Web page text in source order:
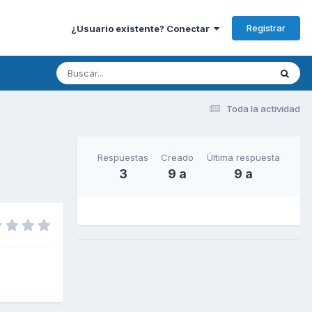
¿Usuario existente? Conectar Registrar
Toda la actividad
Respuestas
3
Creado
9 a
Última respuesta
9 a